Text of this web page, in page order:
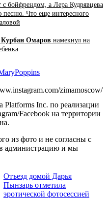
бойфрендом, а Лера Кудрявцева
песню. Что еще интересного
Курбан Омаров намекнул на
zimamoscow/
Platforms Inc. по реализации
Facebook на территории
из фото и не согласны с
администрацию и мы
Отъезд домой Дарья
Пынзарь отметила
эротической фотосессией